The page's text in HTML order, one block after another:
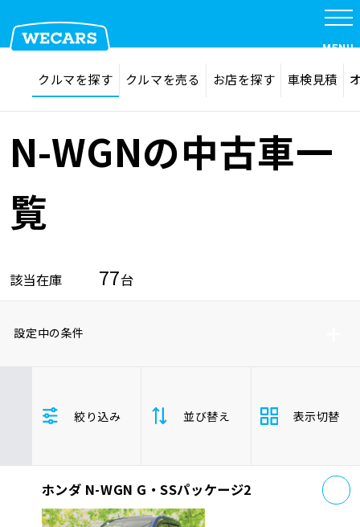
在庫検索 サイト内検索
MENU
クルマを探す
品質管理とサポート体制
お問い合わせ
クルマを探す クルマを売る お店を探す 車検見積
N-WGNの中古車一
覧
該当在庫 77台
設定中の条件
ホンダ
マツダ
ミツビシ
N-WGN
軽自動車
絞り込み 並び替え
支払総
額
安い順 高
表示切替
ホンダ N-WGN G・SSパッケージ2